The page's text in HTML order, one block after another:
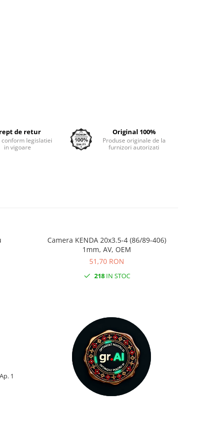
de retur
conform legislatiei
in vigoare
Original 100%
Produse originale de la
furnizori autorizati
Camera KENDA 20x3.5-4 (86/89-406)
1mm, AV, OEM
51,70 RON
218IN STOC
1